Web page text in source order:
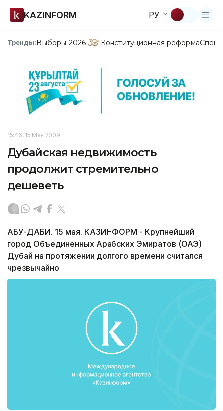
KAZINFORM РУ
Тренды:Выборы-2026 Конституционная реформа
15:46, 15 Мая 2009
Дубайская недвижимость
продолжит стремительно
дешеветь
АБУ-ДАБИ. 15 мая. КАЗИНФОРМ - Крупнейший
город Объединенных Арабских Эмиратов (ОАЭ)
Дубай на протяжении долгого времени считался
чрезвычайно